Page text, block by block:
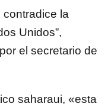
la
Unidos”,
el secretario de
saharaui, «esta